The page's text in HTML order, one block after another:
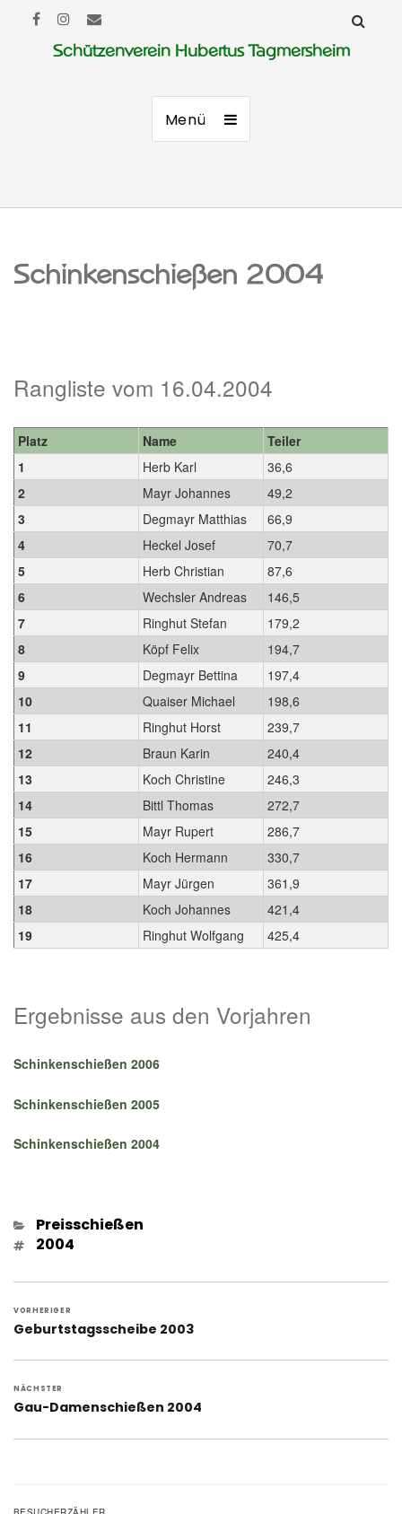
Schützenverein Hubertus Tagmersheim
Menü
Schinkenschießen 2004
Rangliste vom 16.04.2004
Platz Name
Teiler
1
Herb Karl
36,6
2
Mayr Johannes
49,2
3
Degmayr Matthias
66,9
4
Heckel Josef
70,7
5
Herb Christian
87,6
6
Wechsler Andreas
146,5
7
Ringhut Stefan
179,2
8
Köpf Felix
194,7
9
Degmayr Bettina
197,4
10
Quaiser Michael
198,6
11
Ringhut Horst
239,7
12
Braun Karin
240,4
13
Koch Christine
246,3
14
Bittl Thomas
272,7
15
Mayr Rupert
286,7
16
Koch Hermann
330,7
17
Mayr Jürgen
361,9
18
Koch Johannes
421,4
19
Ringhut Wolfgang 425,4
Ergebnisse aus den Vorjahren
Schinkenschießen 2006
Schinkenschießen 2005
Schinkenschießen 2004
Kategorien
Preisschießen
Schlagwörter
2004
VORHERIGER
Vorheriger
Geburtstagsscheibe 2003
NÄCHSTER
Nächster
Gau-Damenschießen 2004